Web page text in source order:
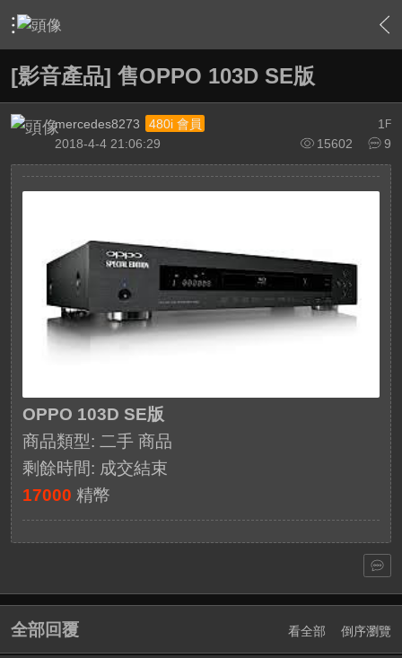
› 敗家特區 For Sale or Trade › 二手交換交易區 › 內容
[影音產品] 售OPPO 103D SE版
1 F
mercedes8273
480i 會員
15602
9
2018-4-4 21:06:29
OPPO 103D SE版
商品類型: 二手 商品
剩餘時間: 成交結束
17000 精幣
全部回覆 看全部 倒序瀏覽